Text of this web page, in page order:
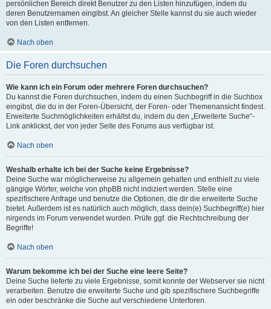
persönlichen Bereich direkt Benutzer zu den Listen hinzufügen, indem du
deren Benutzernamen eingibst. An gleicher Stelle kannst du sie auch wieder
von den Listen entfernen.
Nach oben
Die Foren durchsuchen
Wie kann ich ein Forum oder mehrere Foren durchsuchen?
Du kannst die Foren durchsuchen, indem du einen Suchbegriff in die Suchbox
eingibst, die du in der Foren-Übersicht, der Foren- oder Themenansicht findest.
Erweiterte Suchmöglichkeiten erhältst du, indem du den „Erweiterte Suche“-
Link anklickst, der von jeder Seite des Forums aus verfügbar ist.
Nach oben
Weshalb erhalte ich bei der Suche keine Ergebnisse?
Deine Suche war möglicherweise zu allgemein gehalten und enthielt zu viele
gängige Wörter, welche von phpBB nicht indiziert werden. Stelle eine
spezifischere Anfrage und benutze die Optionen, die dir die erweiterte Suche
bietet. Außerdem ist es natürlich auch möglich, dass dein(e) Suchbegriff(e) hier
nirgends im Forum verwendet wurden. Prüfe ggf. die Rechtschreibung der
Begriffe!
Nach oben
Warum bekomme ich bei der Suche eine leere Seite?
Deine Suche lieferte zu viele Ergebnisse, somit konnte der Webserver sie nicht
verarbeiten. Benutze die erweiterte Suche und gib spezifischere Suchbegriffe
ein oder beschränke die Suche auf verschiedene Unterforen.